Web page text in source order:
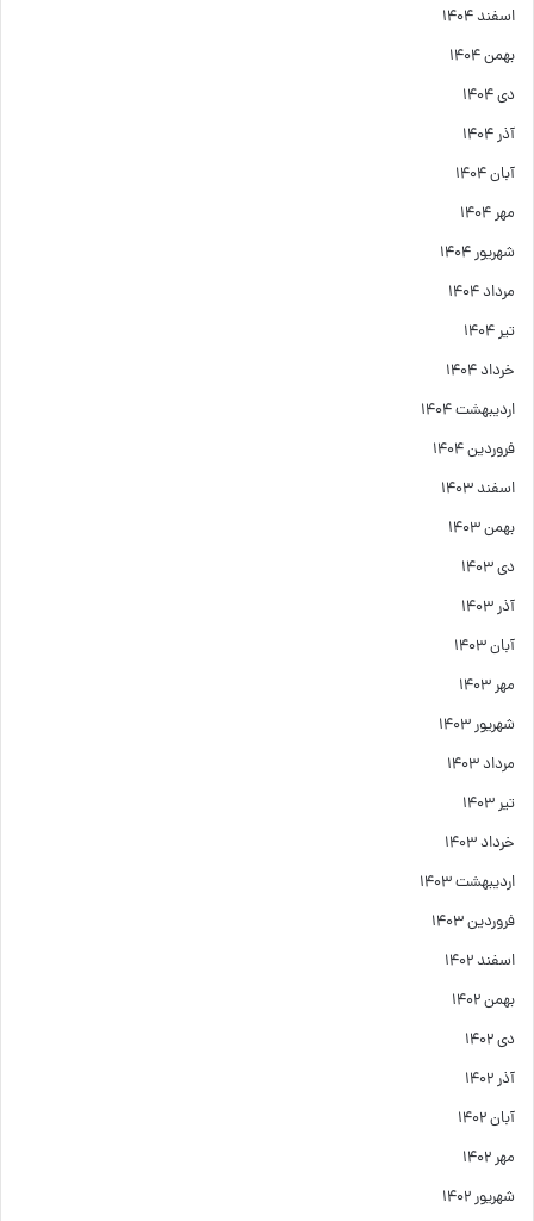
اسفند ۱۴۰۴
بهمن ۱۴۰۴
دی ۱۴۰۴
آذر ۱۴۰۴
آبان ۱۴۰۴
مهر ۱۴۰۴
شهریور ۱۴۰۴
مرداد ۱۴۰۴
تیر ۱۴۰۴
خرداد ۱۴۰۴
اردیبهشت ۱۴۰۴
فروردین ۱۴۰۴
اسفند ۱۴۰۳
بهمن ۱۴۰۳
دی ۱۴۰۳
آذر ۱۴۰۳
آبان ۱۴۰۳
مهر ۱۴۰۳
شهریور ۱۴۰۳
مرداد ۱۴۰۳
تیر ۱۴۰۳
خرداد ۱۴۰۳
اردیبهشت ۱۴۰۳
فروردین ۱۴۰۳
اسفند ۱۴۰۲
بهمن ۱۴۰۲
دی ۱۴۰۲
آذر ۱۴۰۲
آبان ۱۴۰۲
مهر ۱۴۰۲
شهریور ۱۴۰۲